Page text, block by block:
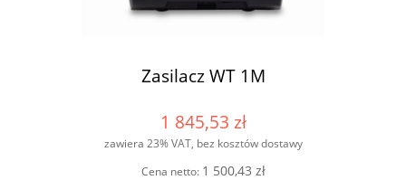
Zasilacz WT 1M
1 845,53 zł
zawiera 23% VAT, bez kosztów dostawy
Cena netto: 1 500,43 zł